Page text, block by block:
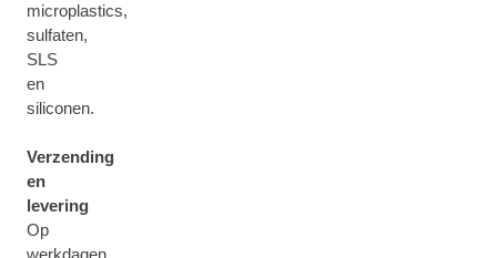
microplastics,
sulfaten,
SLS
en
siliconen.
Verzending
en
levering
Op
werkdagen